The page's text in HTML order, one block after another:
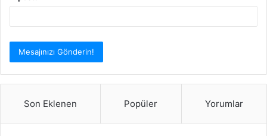
Son Eklenen Popüler Yorumlar